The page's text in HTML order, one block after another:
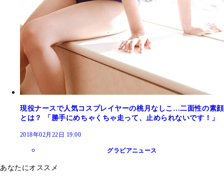
現役ナースで人気コスプレイヤーの桃月なしこ…二面性の素顔
とは？ 「勝手にめちゃくちゃ走って、止められないです！」
2018年02月22日 19:00
グラビアニュース
あなたにオススメ